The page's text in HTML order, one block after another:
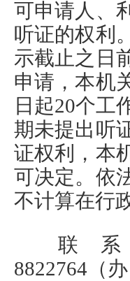
可申请人、
听证的权利
示截止之日
申请，本机
日起20个工
期未提出听
证权利，本
可决定。依
不计算在行
联
8822764 （办